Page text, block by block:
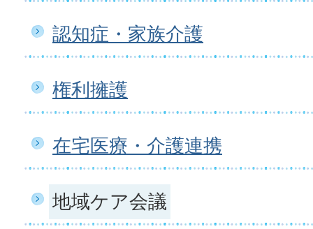
認知症・家族介護
権利擁護
在宅医療・介護連携
地域ケア会議